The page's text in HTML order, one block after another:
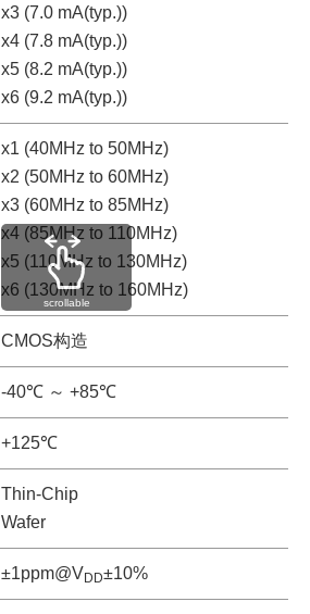
x3 (7.0 mA(typ.))
x4 (7.8 mA(typ.))
x5 (8.2 mA(typ.))
x6 (9.2 mA(typ.))
x1 (40MHz to 50MHz)
x2 (50MHz to 60MHz)
x3 (60MHz to 85MHz)
x4 (85MHz to 110MHz)
x5 (110MHz to 130MHz)
x6 (130MHz to 160MHz)
CMOS构造
-40℃ ～ +85℃
+125℃
Thin-Chip
Wafer
±1ppm@VDD±10%
scrollable